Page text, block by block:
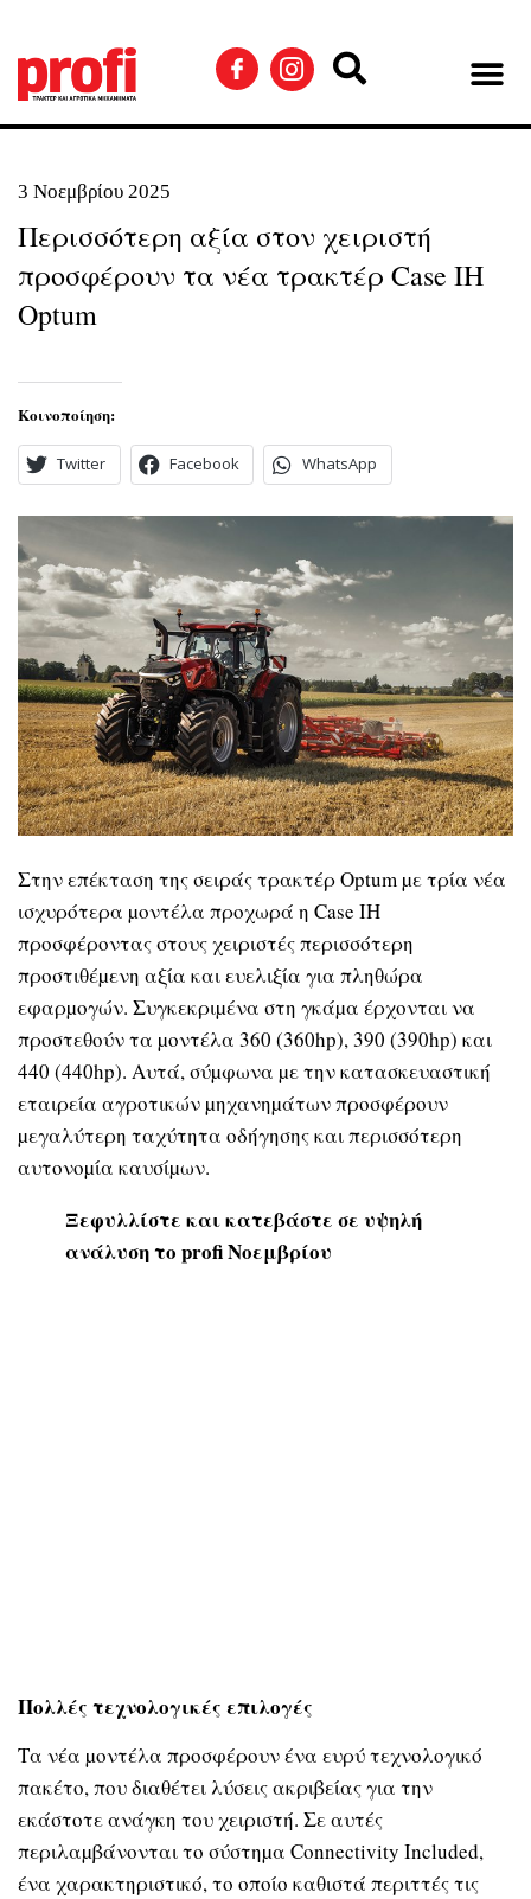
3 Νοεμβρίου 2025
Περισσότερη αξία στον χειριστή
προσφέρουν τα νέα τρακτέρ Case IH
Optum
Κοινοποίηση:
Twitter Facebook WhatsApp
Στην επέκταση της σειράς τρακτέρ Optum µε τρία νέα
ισχυρότερα µοντέλα προχωρά η Case IH
προσφέροντας στους χειριστές περισσότερη
προστιθέµενη αξία και ευελιξία για πληθώρα
εφαρµογών. Συγκεκριµένα στη γκάµα έρχονται να
προστεθούν τα µοντέλα 360 (360hp), 390 (390hp) και
440 (440hp). Αυτά, σύµφωνα µε την κατασκευαστική
εταιρεία αγροτικών µηχανηµάτων προσφέρουν
µεγαλύτερη ταχύτητα οδήγησης και περισσότερη
αυτονοµία καυσίµων.
Ξεφυλλίστε και κατεβάστε σε υψηλή
ανάλυση το profi Νοεμβρίου
Πολλές τεχνολογικές επιλογές
Τα νέα µοντέλα προσφέρουν ένα ευρύ τεχνολογικό
πακέτο, που διαθέτει λύσεις ακριβείας για την
εκάστοτε ανάγκη του χειριστή. Σε αυτές
περιλαµβάνονται το σύστηµα Connectivity Included,
ένα χαρακτηριστικό, το οποίο καθιστά περιττές τις